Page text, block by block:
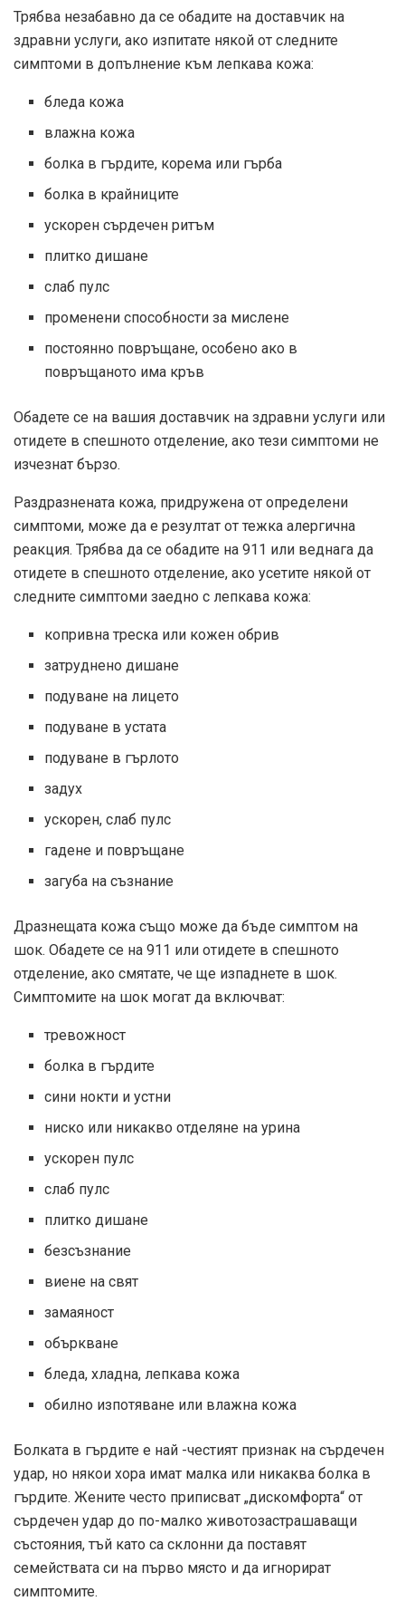
Трябва незабавно да се обадите на доставчик на
здравни услуги, ако изпитате някой от следните
симптоми в допълнение към лепкава кожа:
бледа кожа
влажна кожа
болка в гърдите, корема или гърба
болка в крайниците
ускорен сърдечен ритъм
плитко дишане
слаб пулс
променени способности за мислене
постоянно повръщане, особено ако в
повръщаното има кръв
Обадете се на вашия доставчик на здравни услуги или
отидете в спешното отделение, ако тези симптоми не
изчезнат бързо.
Раздразнената кожа, придружена от определени
симптоми, може да е резултат от тежка алергична
реакция. Трябва да се обадите на 911 или веднага да
отидете в спешното отделение, ако усетите някой от
следните симптоми заедно с лепкава кожа:
копривна треска или кожен обрив
затруднено дишане
подуване на лицето
подуване в устата
подуване в гърлото
задух
ускорен, слаб пулс
гадене и повръщане
загуба на съзнание
Дразнещата кожа също може да бъде симптом на
шок. Обадете се на 911 или отидете в спешното
отделение, ако смятате, че ще изпаднете в шок.
Симптомите на шок могат да включват:
тревожност
болка в гърдите
сини нокти и устни
ниско или никакво отделяне на урина
ускорен пулс
слаб пулс
плитко дишане
безсъзнание
виене на свят
замаяност
объркване
бледа, хладна, лепкава кожа
обилно изпотяване или влажна кожа
Болката в гърдите е най -честият признак на сърдечен
удар, но някои хора имат малка или никаква болка в
гърдите. Жените често приписват „дискомфорта“ от
сърдечен удар до по-малко животозастрашаващи
състояния, тъй като са склонни да поставят
семействата си на първо място и да игнорират
симптомите.